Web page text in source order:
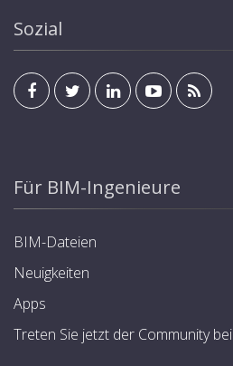
Sozial
Für BIM-Ingenieure
BIM-Dateien
Neuigkeiten
Apps
Treten Sie jetzt der Community bei